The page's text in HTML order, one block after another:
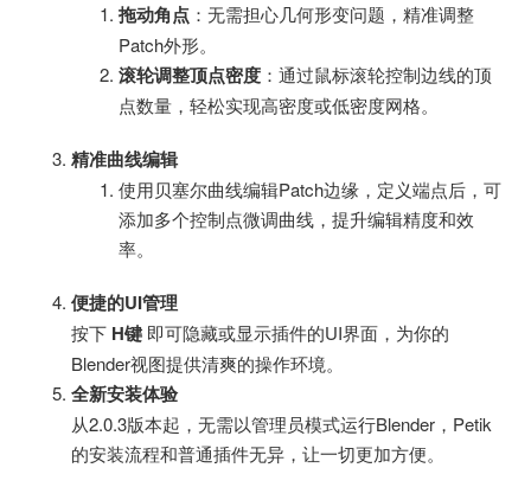
拖动角点 ：无需担心几何形变问题，精准调整
Patch外形。
滚轮调整顶点密度 ：通过鼠标滚轮控制边线的顶
点数量，轻松实现高密度或低密度网格。
精准曲线编辑
使用贝塞尔曲线编辑Patch边缘，定义端点后，可
添加多个控制点微调曲线，提升编辑精度和效
率。
便捷的UI管理
按下 H键 即可隐藏或显示插件的UI界面，为你的
Blender视图提供清爽的操作环境。
全新安装体验
从2.0.3版本起，无需以管理员模式运行Blender，Petik
的安装流程和普通插件无异，让一切更加方便。